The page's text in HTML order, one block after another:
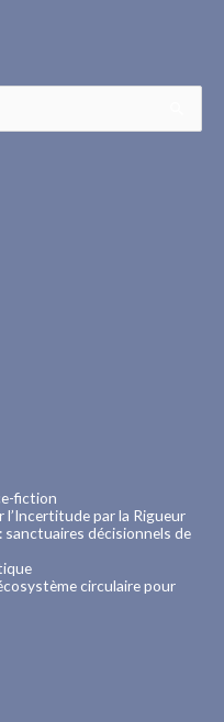
fiction
l’Incertitude par la Rigueur
sanctuaires décisionnels de
circulaire pour